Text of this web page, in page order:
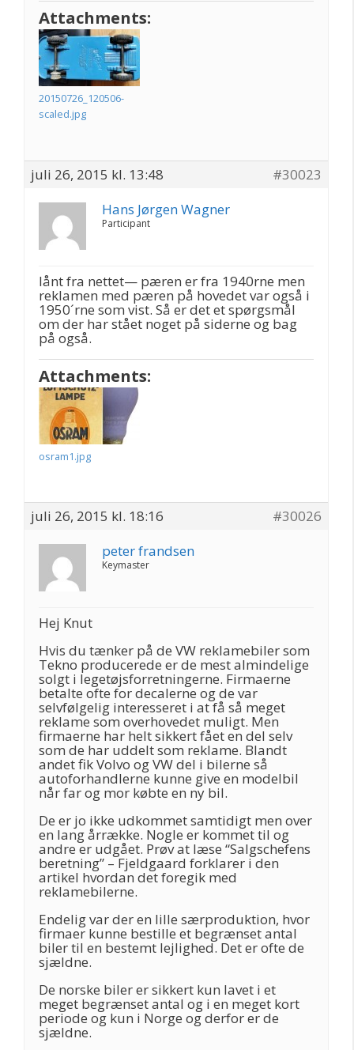
Attachments:
20150726_120506-
scaled.jpg
juli 26, 2015 kl. 13:48
#30023
Hans Jørgen Wagner
Participant
lånt fra nettet— pæren er fra 1940rne men
reklamen med pæren på hovedet var også i
1950´rne som vist. Så er det et spørgsmål
om der har stået noget på siderne og bag
på også.
Attachments:
osram1.jpg
juli 26, 2015 kl. 18:16
#30026
peter frandsen
Keymaster
Hej Knut
Hvis du tænker på de VW reklamebiler som
Tekno producerede er de mest almindelige
solgt i legetøjsforretningerne. Firmaerne
betalte ofte for decalerne og de var
selvfølgelig interesseret i at få så meget
reklame som overhovedet muligt. Men
firmaerne har helt sikkert fået en del selv
som de har uddelt som reklame. Blandt
andet fik Volvo og VW del i bilerne så
autoforhandlerne kunne give en modelbil
når far og mor købte en ny bil.
De er jo ikke udkommet samtidigt men over
en lang årrække. Nogle er kommet til og
andre er udgået. Prøv at læse “Salgschefens
beretning” – Fjeldgaard forklarer i den
artikel hvordan det foregik med
reklamebilerne.
Endelig var der en lille særproduktion, hvor
firmaer kunne bestille et begrænset antal
biler til en bestemt lejlighed. Det er ofte de
sjældne.
De norske biler er sikkert kun lavet i et
meget begrænset antal og i en meget kort
periode og kun i Norge og derfor er de
sjældne.